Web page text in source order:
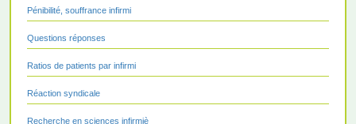
Pénibilité, souffrance infirmi
Questions réponses
Ratios de patients par infirmi
Réaction syndicale
Recherche en sciences infirmiè